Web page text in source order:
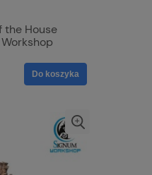
the House
Do koszyka